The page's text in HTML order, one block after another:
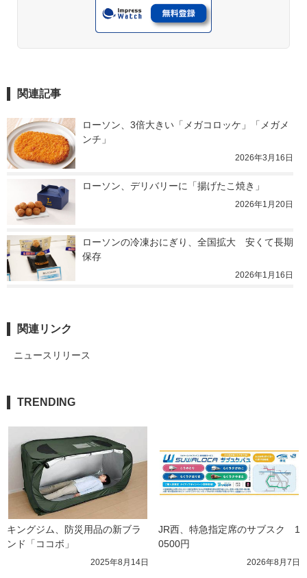
関連記事
ローソン、3倍大きい「メガコロッケ」「メガメ
ンチ」
2026年3月16日
ローソン、デリバリーに「揚げたこ焼き」
2026年1月20日
ローソンの冷凍おにぎり、全国拡大　安くて長期
保存
2026年1月16日
関連リンク
ニュースリリース
TRENDING
キングジム、防災用品の新ブラ
ンド「ココボ」
2025年8月14日
JR西、特急指定席のサブスク　1
0500円
2026年8月7日